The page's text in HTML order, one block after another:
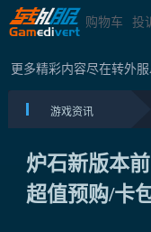
购物车 投
更多精彩内容尽在转外服
游戏资讯
炉石新版本
超值预购/卡